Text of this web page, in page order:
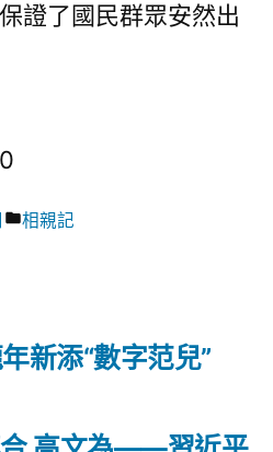
證了國民群眾安然出
分
相親記
新添“數字范兒”